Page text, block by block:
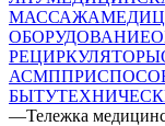
МАССАЖА
ОБОРУДОВАНИЕ
РЕЦИРКУЛЯТОРЫ
АСМП
БЫТУ
—Тележка